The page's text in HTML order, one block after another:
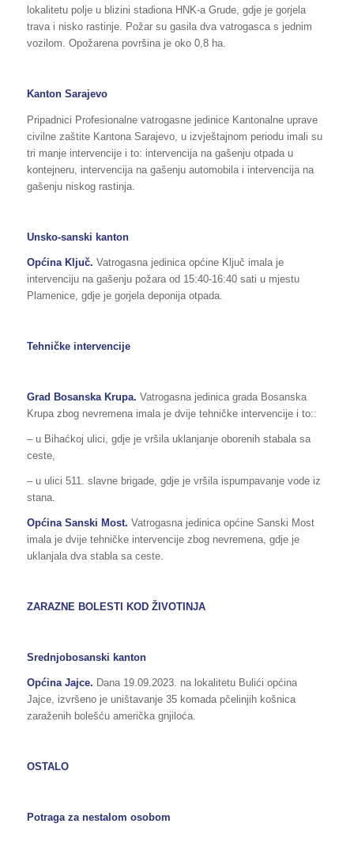
lokalitetu polje u blizini stadiona HNK-a Grude, gdje je gorjela
trava i nisko rastinje. Požar su gasila dva vatrogasca s jednim
vozilom. Opožarena površina je oko 0,8 ha.
Kanton Sarajevo
Pripadnici Profesionalne vatrogasne jedinice Kantonalne uprave
civilne zaštite Kantona Sarajevo, u izvještajnom periodu imali su
tri manje intervencije i to: intervencija na gašenju otpada u
kontejneru, intervencija na gašenju automobila i intervencija na
gašenju niskog rastinja.
Unsko-sanski kanton
Općina Ključ. Vatrogasna jedinica općine Ključ imala je
intervenciju na gašenju požara od 15:40-16:40 sati u mjestu
Plamenice, gdje je gorjela deponija otpada.
Tehničke intervencije
Grad Bosanska Krupa. Vatrogasna jedinica grada Bosanska
Krupa zbog nevremena imala je dvije tehničke intervencije i to::
– u Bihaćkoj ulici, gdje je vršila uklanjanje oborenih stabala sa
ceste,
– u ulici 511. slavne brigade, gdje je vršila ispumpavanje vode iz
stana.
Općina Sanski Most. Vatrogasna jedinica općine Sanski Most
imala je dvije tehničke intervencije zbog nevremena, gdje je
uklanjala dva stabla sa ceste.
ZARAZNE BOLESTI KOD ŽIVOTINJA
Srednjobosanski kanton
Općina Jajce. Dana 19.09.2023. na lokalitetu Bulići općina
Jajce, izvršeno je uništavanje 35 komada pčelinjih košnica
zaraženih bolešću američka gnjiloća.
OSTALO
Potraga za nestalom osobom